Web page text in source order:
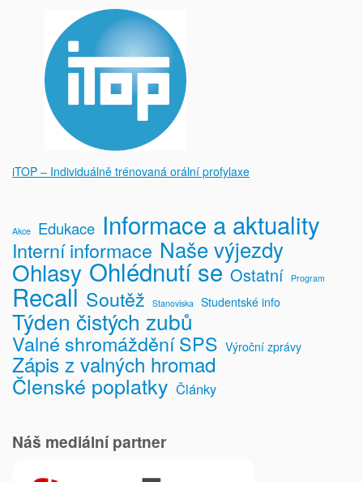
iTOP – Individuálně trénovaná orální profylaxe
Akce Edukace Informace a aktuality
Interní informace Naše výjezdy
Ohlasy Ohlédnutí se Ostatní Program
Recall Soutěž Stanoviska Studentské info
Týden čistých zubů
Valné shromáždění SPS Výroční zprávy
Zápis z valných hromad
Členské poplatky Články
Náš mediální partner